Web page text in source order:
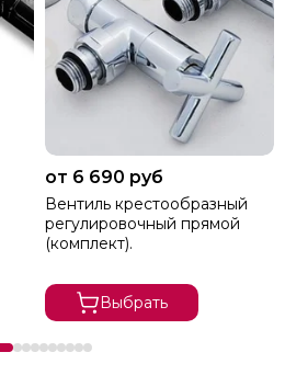
от 6 690 руб
Вентиль крестообразный
регулировочный прямой
(комплект).
Выбрать